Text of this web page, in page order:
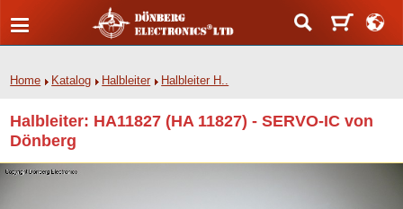
Home Katalog Halbleiter Halbleiter H..
Halbleiter: HA11827 (HA 11827) - SERVO-IC von
Dönberg